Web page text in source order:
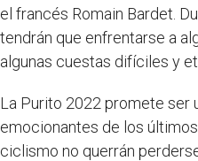
el francés Romain Bardet.
tendrán que enfrentarse a
algunas cuestas difíciles y
La Purito 2022 promete ser
emocionantes de los
ciclismo no querrán